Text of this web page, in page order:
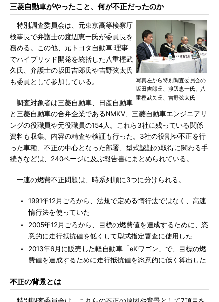
三菱自動車がやったこと、何が不正だったのか
写真左から特別調査委員会の
坂田吉郎氏、渡辺恵一氏、八
重樫武久氏、吉野弦太氏
特別調査委員会は、元東京高等検察庁
検事長で弁護士の渡辺恵一氏が委員長を
務める。この他、元トヨタ自動車 理事
でハイブリッド開発を統括した八重樫武
久氏、弁護士の坂田吉郎氏や吉野弦太氏
も委員として参加している。
調査対象者は三菱自動車、日産自動車
と三菱自動車の合弁企業であるNMKV、三菱自動車エンジニアリ
ングの役職員や元役職員の154人。これら3社に残っている関係
資料も収集、内容の精査や検証も行った。3社の役割や不正を行
った車種、不正の中心となった部署、型式認証の取得に関わる手
続きなどは、240ページに及ぶ報告書にまとめられている。
一連の燃費不正問題は、時系列順に3つに分けられる。
1991年12月ごろから、法規で定める惰行法ではなく、高速
惰行法を使っていた
2005年12月ごろから、目標の燃費値を達成するために、恣
意的に走行抵抗値を低くして型式指定審査に使用した
2013年6月に販売した軽自動車「eKワゴン」で、目標の燃
費値を達成するために走行抵抗値を恣意的に低く算出した
不正の背景とは